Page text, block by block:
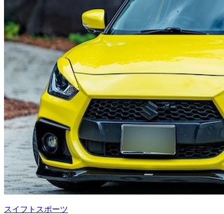
スイフトスポーツ